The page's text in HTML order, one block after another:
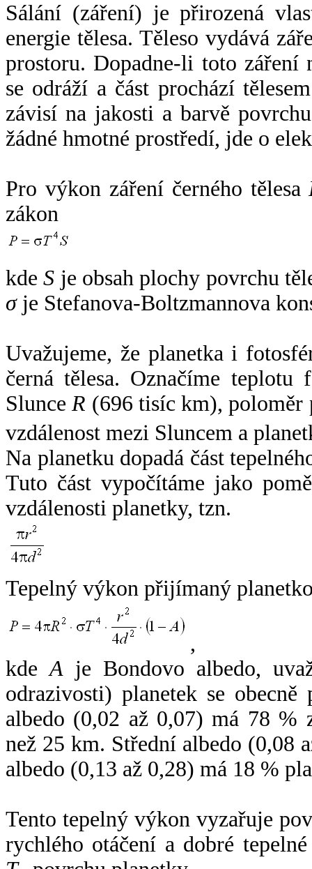
Sálání (záření) je přirozená
energie tělesa. Těleso vydává
prostoru. Dopadne-li toto záření
se odráží a část prochází
závisí na jakosti a barvě
žádné hmotné prostředí, jde o
Pro výkon záření černého tělesa
zákon
kdeS je obsah plochy povrchu
σje Stefanova-Boltzmannova
Uvažujeme, že planetka i
černá tělesa. Označíme
SlunceR (696 tisíc km),
vzdálenost mezi Sluncem a
Na planetku dopadá část
Tuto část vypočítáme jako
vzdálenosti planetky, tzn.
Tepelný výkon přijímaný
,
kdeA je Bondovo albedo,
odrazivosti) planetek se
albedo (0,02 až 0,07) má 78 %
než 25 km. Střední albedo (0,08
albedo (0,13 až 0,28) má 18 %
Tento tepelný výkon vyzařuje
rychlého otáčení a dobré